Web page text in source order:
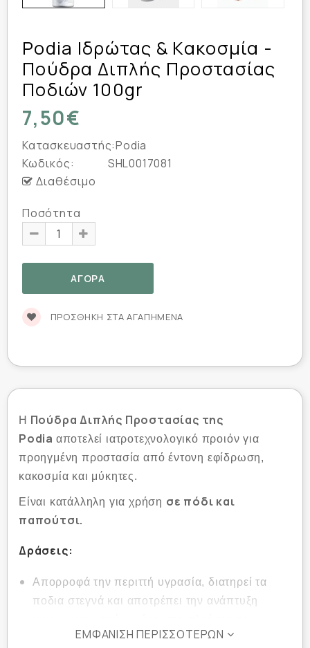
Podia Ιδρώτας & Κακοσμία -
Πούδρα Διπλής Προστασίας
Ποδιών 100gr
7,50€
Κατασκευαστής:Podia
Κωδικός:
SHL0017081
Διαθέσιμο
Ποσότητα
ΠΡΟΣΘΉΚΗ ΣΤΑ ΑΓΑΠΗΜΈΝΑ
Η Πούδρα Διπλής Προστασίας της
Podia αποτελεί ιατροτεχνολογικό προιόν για
προηγμένη προστασία από έντονη εφίδρωση,
κακοσμία και μύκητες.
Είναι κατάλληλη για χρήση σε πόδι και
παπούτσι.
Δράσεις:
Απορροφά την περιττή υγρασία, διατηρεί τα
ποδια στεγνά και αποτρέπει την ανάπτυξη
συστατικά φαρμακευτικής καθαρότητας.
ΕΜΦΆΝΙΣΗ ΠΕΡΙΣΣΌΤΕΡΩΝ